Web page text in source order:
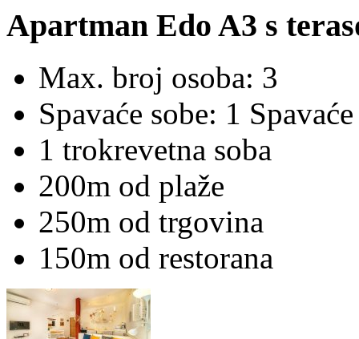
Apartman Edo A3 s
Max. broj osoba: 3
Spavaće sobe: 1
1 trokrevetna soba
200m od plaže
250m od trgovina
150m od restorana